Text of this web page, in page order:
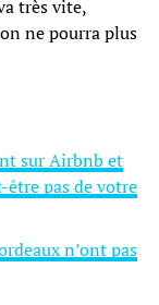
très vite,
ne pourra plus
sur Airbnb et
être pas de votre
n’ont pas